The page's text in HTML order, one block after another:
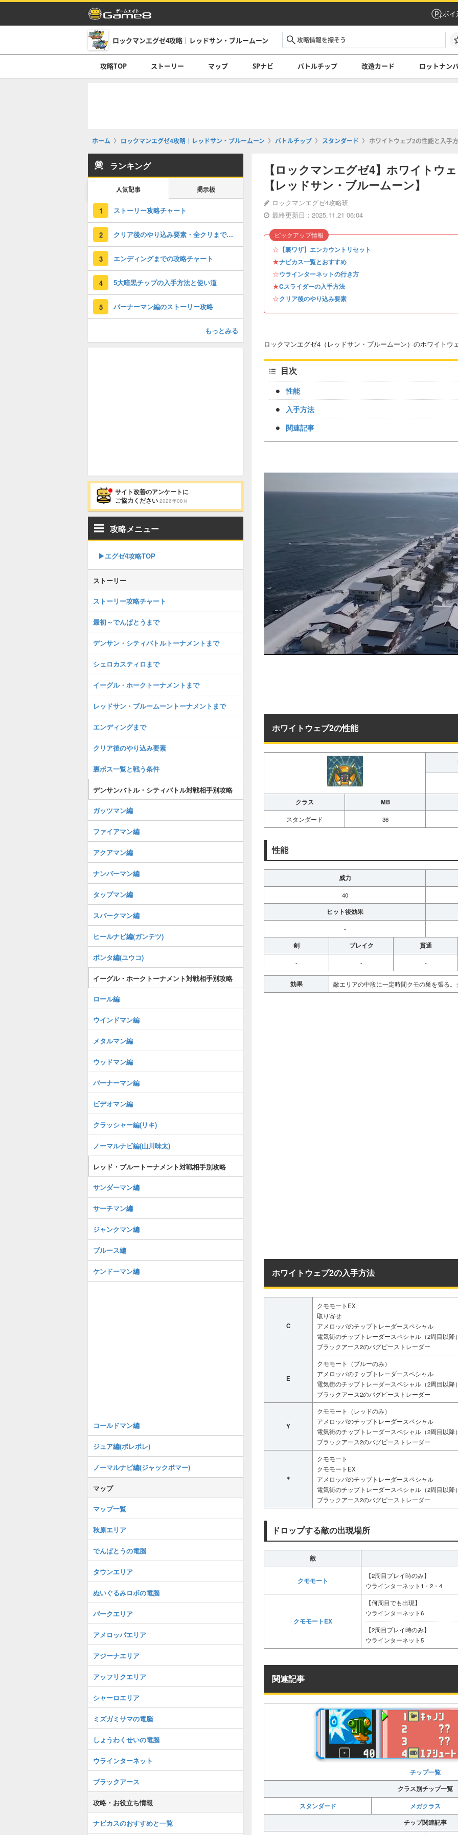
ポイ
ロックマンエグゼ4攻略｜レッドサン・ブルームーン
攻略TOP ストーリー マップ SPナビ バトルチップ 改造カード ロットナン
ホーム ロックマンエグゼ4攻略｜レッドサン・ブルームーン バトルチップ スタンダード ホワイトウェブ2の性能と入手
【ロックマンエグゼ4】ホワイトウ
【レッドサン・ブルームーン】
ロックマンエグゼ4攻略班
最終更新日：2025.11.21 06:04
☆ 【裏ワザ】エンカウントリセット
★ナビカス一覧とおすすめ
☆ウラインターネットの行き方
★Cスライダーの入手方法
☆クリア後のやり込み要素
ピックアップ情報
ロックマンエグゼ4（レッドサン・ブルームーン）のホワイトウ
目次
性能
入手方法
関連記事
ホワイトウェブ2の性能
クラス MB
スタンダード 36
性能
威力
40
ヒット後効果
-
剣 ブレイク 貫通
- - -
効果 敵エリアの中段に一定時間クモの巣を張る
ホワイトウェブ2の入手方法
C
クモモートEX
取り寄せ
アメロッパのチップトレーダースペシャル
電気街のチップトレーダースペシャル（2周目以降
ブラックアース2のバグピーストレーダー
E
クモモート（ブルーのみ）
アメロッパのチップトレーダースペシャル
電気街のチップトレーダースペシャル（2周目以降
ブラックアース2のバグピーストレーダー
Y
クモモート（レッドのみ）
アメロッパのチップトレーダースペシャル
電気街のチップトレーダースペシャル（2周目以降
ブラックアース2のバグピーストレーダー
＊
クモモート
クモモートEX
アメロッパのチップトレーダースペシャル
電気街のチップトレーダースペシャル（2周目以降
ブラックアース2のバグピーストレーダー
ドロップする敵の出現場所
敵
クモモート
【2周目プレイ時のみ】
ウラインターネット1・2・4
クモモートEX
【何周目でも出現】
ウラインターネット6
【2周目プレイ時のみ】
ウラインターネット5
関連記事
チップ一覧
クラス別チップ一覧
スタンダード メガクラス
チップ関連記事
ランキング
人気記事 掲示板
1 ストーリー攻略チャート
2 クリア後のやり込み要素・全クリまでの道のり
3 エンディングまでの攻略チャート
4 5大暗黒チップの入手方法と使い道
5 バーナーマン編のストーリー攻略
もっとみる
サイト改善のアンケートに
ご協力ください 2026年08月
攻略メニュー
▶︎エグゼ4攻略TOP
ストーリー
ストーリー攻略チャート
最初～でんぱとうまで
デンサン・シティバトルトーナメントまで
シェロカスティロまで
イーグル・ホークトーナメントまで
レッドサン・ブルームーントーナメントまで
エンディングまで
クリア後のやり込み要素
裏ボス一覧と戦う条件
デンサンバトル・シティバトル対戦相手別攻略
ガッツマン編
ファイアマン編
アクアマン編
ナンバーマン編
タップマン編
スパークマン編
ヒールナビ編(ガンテツ)
ポンタ編(ユウコ)
イーグル・ホークトーナメント対戦相手別攻略
ロール編
ウインドマン編
メタルマン編
ウッドマン編
バーナーマン編
ビデオマン編
クラッシャー編(リキ)
ノーマルナビ編(山川味太)
レッド・ブルートーナメント対戦相手別攻略
サンダーマン編
サーチマン編
ジャンクマン編
ブルース編
ケンドーマン編
コールドマン編
ジュア編(ポレポレ)
ノーマルナビ編(ジャックボマー)
マップ
マップ一覧
秋原エリア
でんぱとうの電脳
タウンエリア
ぬいぐるみロボの電脳
パークエリア
アメロッパエリア
アジーナエリア
アッフリクエリア
シャーロエリア
ミズガミサマの電脳
しょうわくせいの電脳
ウラインターネット
ブラックアース
攻略・お役立ち情報
ナビカスのおすすめと一覧